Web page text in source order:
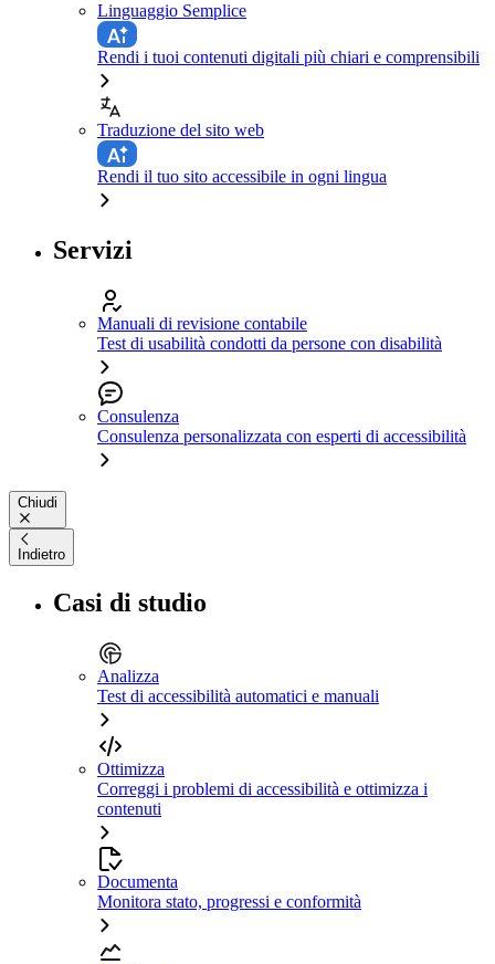
Linguaggio Semplice
Rendi i tuoi contenuti digitali più chiari e comprensibili
Traduzione del sito web
Rendi il tuo sito accessibile in ogni lingua
Servizi
Manuali di revisione contabile
Test di usabilità condotti da persone con disabilità
Consulenza
Consulenza personalizzata con esperti di accessibilità
Chiudi
Indietro
Casi di studio
Analizza
Test di accessibilità automatici e manuali
Ottimizza
Correggi i problemi di accessibilità e ottimizza i
contenuti
Documenta
Monitora stato, progressi e conformità